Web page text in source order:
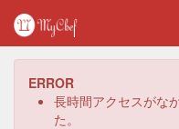
ERROR
長時間アクセスがな
た。